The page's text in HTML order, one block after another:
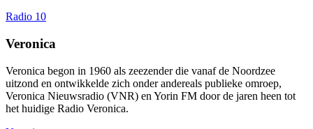
Radio 10
Veronica
Veronica begon in 1960 als zeezender die vanaf de Noordzee
uitzond en ontwikkelde zich onder andereals publieke omroep,
Veronica Nieuwsradio (VNR) en Yorin FM door de jaren heen tot
het huidige Radio Veronica.